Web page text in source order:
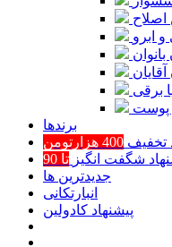
ابرو
برقی
پوست
برند‌ها
تخفیف 400 هزارتومن
شگفت انگیز
جدیدترین ها
انبارتکانی
پیشنهاد کادولین